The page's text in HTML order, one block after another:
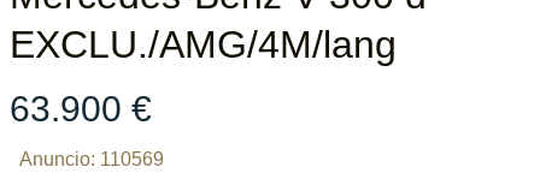
EXCLU./AMG/4M/lang
63.900 €
Anuncio: 110569